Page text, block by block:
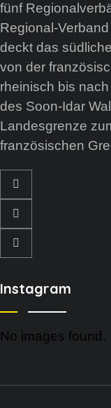
fünf
Regional-
deckt das
von der
rheinisch bis
des Soon-Idar
Landesgrenze
französischen
Instagram
No images found.